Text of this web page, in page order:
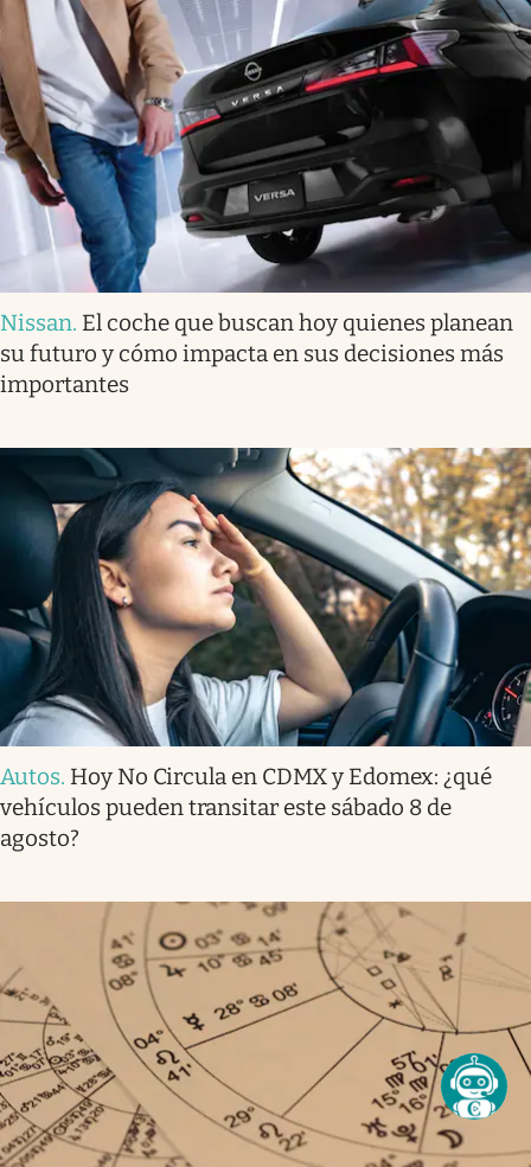
Nissan. El coche que buscan hoy quienes planean
su futuro y cómo impacta en sus decisiones más
importantes
Autos. Hoy No Circula en CDMX y Edomex: ¿qué
vehículos pueden transitar este sábado 8 de
agosto?